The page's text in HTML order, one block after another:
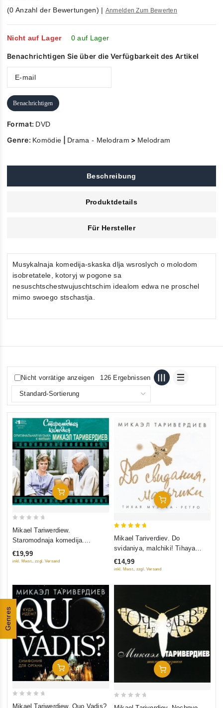
Genres
out
of
5
(0 Anzahl der Bewertungen) | Anmelden Zum Bewerten
Nicht auf Lager 0 auf Lager
Benachrichtigen Sie über die Verfügbarkeit des Artikel
Benachrichtigen
Format: DVD
Genre: Komödie Drama - Melodram > Melodram
Beschreibung
Produktdetails
Für Hersteller
Musykalnaja komedija-skaska dlja wsroslych o molodom
isobretatele, kotoryj w pogone sa
nesuschtschestwujuschtschim idealom edwa ne proschel
mimo swoego stschastja.
Nicht vorrätige anzeigen 126 Ergebnissen
In Den Warenkorb
5
Mikael Tariwerdiew.
Staromodnaja komedija.
Originalnaja musyka k filmu
€19,99
inkl. Mwst., zzgl. Versand
In Den Warenkorb
Mikael Tariverdiev. Do
svidaniya, malchiki! Tihaya
muzyka. Retro 60-h
€14,99
inkl. Mwst., zzgl. Versand
In Den Warenkorb
Mikael Tariwerdiew. Quo Vadis?
In Den Warenkorb